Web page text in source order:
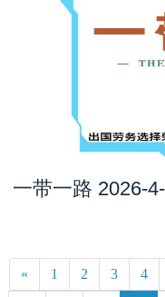
一带一路 2026-
« 1 2 3 4